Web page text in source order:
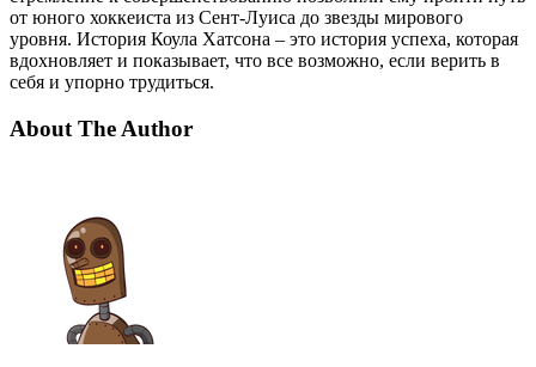
от юного хоккеиста из Сент-Луиса до звезды мирового
уровня. История Коула Хатсона – это история успеха, которая
вдохновляет и показывает, что все возможно, если верить в
себя и упорно трудиться.
About The Author